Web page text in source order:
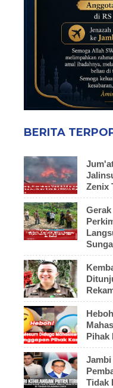
BERITA
Zenix
Pihak
Jambi
Tidak